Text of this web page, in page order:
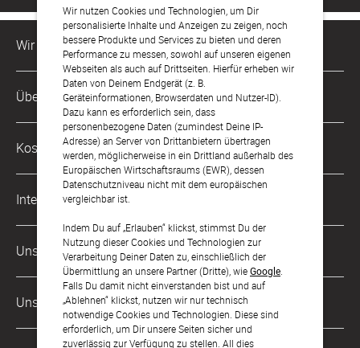
Wir nutzen Cookies und Technologien, um Dir
personalisierte Inhalte und Anzeigen zu zeigen, noch
bessere Produkte und Services zu bieten und deren
Performance zu messen, sowohl auf unseren eigenen
Webseiten als auch auf Drittseiten. Hierfür erheben wir
Daten von Deinem Endgerät (z. B.
Geräteinformationen, Browserdaten und Nutzer-ID).
Dazu kann es erforderlich sein, dass
personenbezogene Daten (zumindest Deine IP-
Adresse) an Server von Drittanbietern übertragen
werden, möglicherweise in ein Drittland außerhalb des
Europäischen Wirtschaftsraums (EWR), dessen
Datenschutzniveau nicht mit dem europäischen
vergleichbar ist.
Indem Du auf „Erlauben“ klickst, stimmst Du der
Nutzung dieser Cookies und Technologien zur
Verarbeitung Deiner Daten zu, einschließlich der
Übermittlung an unsere Partner (Dritte), wieGoogle
Falls Du damit nicht einverstanden bist und auf
„Ablehnen“ klickst, nutzen wir nur technisch
notwendige Cookies und Technologien. Diese sind
erforderlich, um Dir unsere Seiten sicher und
zuverlässig zur Verfügung zu stellen. All dies
Wir sind für Dich da
Kundenservice-Hotline
0049 221 956 725 10
Mo. - Fr. von 9 bis 17 Uhr
kontakt@sendmoments.ch
Über Uns
Philosophie
Karriere
Impressum
AGB & Widerrufsrecht
Zahlung & Versand
Datenschutz
LLM's
Kostenlose Services
Musterkarten
Digitale Gästelisten
FAQ & Hilfe
International
Deutschland
Österreich
Frankreich
Unsere Zahlungsarten
Unsere Partner